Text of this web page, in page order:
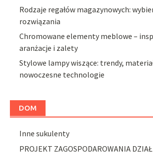
Rodzaje regałów magazynowych:
rozwiązania
Chromowane elementy meblowe –
aranżacje i zalety
Stylowe lampy wiszące: trendy,
nowoczesne technologie
DOM
Inne sukulenty
PROJEKT ZAGOSPODAROWANIA